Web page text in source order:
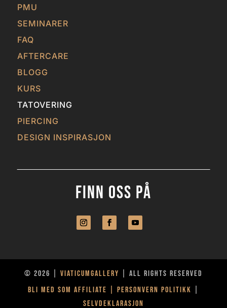
PMU
SEMINARER
FAQ
AFTERCARE
BLOGG
KURS
TATOVERING
PIERCING
DESIGN INSPIRASJON
Finn Oss På
© 2026 | Viaticumgallery
All rights reserved
Bli med som Affiliate
| PERSONVERN Politikk
Selvdeklarasjon